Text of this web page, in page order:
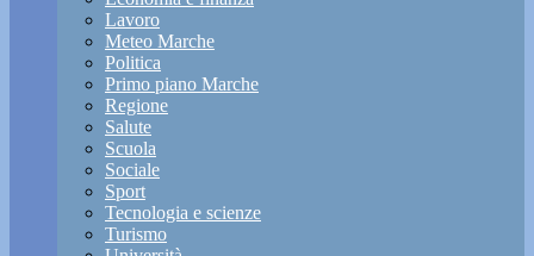
Lavoro
Meteo Marche
Politica
Primo piano Marche
Regione
Salute
Scuola
Sociale
Sport
Tecnologia e scienze
Turismo